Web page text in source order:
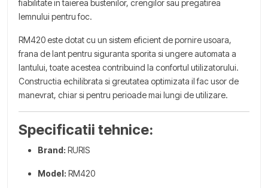
fiabilitate in taierea bustenilor, crengilor sau pregatirea
lemnului pentru foc.
RM420 este dotat cu un sistem eficient de pornire usoara,
frana de lant pentru siguranta sporita si ungere automata a
lantului, toate acestea contribuind la confortul utilizatorului.
Constructia echilibrata si greutatea optimizata il fac usor de
manevrat, chiar si pentru perioade mai lungi de utilizare.
Specificatii tehnice:
Brand: RURIS
Model: RM420